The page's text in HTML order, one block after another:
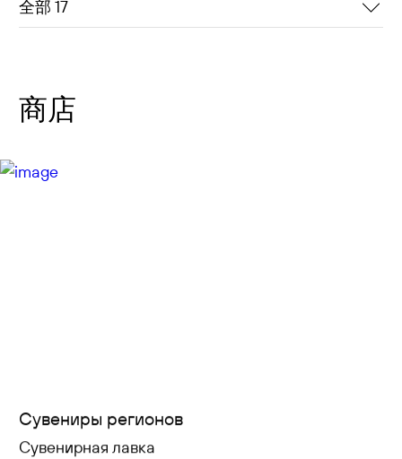
如何到达
新闻中心
全部 17
商店
Сувениры регионов
Сувенирная лавка